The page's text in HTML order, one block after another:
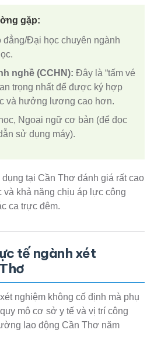
gặp:
đẳng/Đại học chuyên ngành
nghề (CCHN): Đây là “tấm vé
trọng nhất để được ký hợp
và hưởng lương cao hơn.
Ngoại ngữ cơ bản (để đọc
sử dụng máy).
tại Cần Thơ đánh giá rất cao
và khả năng chịu áp lực công
ca trực đêm.
tế ngành xét
nghiệm không cố định mà phụ
mô cơ sở y tế và vị trí công
lao động Cần Thơ năm